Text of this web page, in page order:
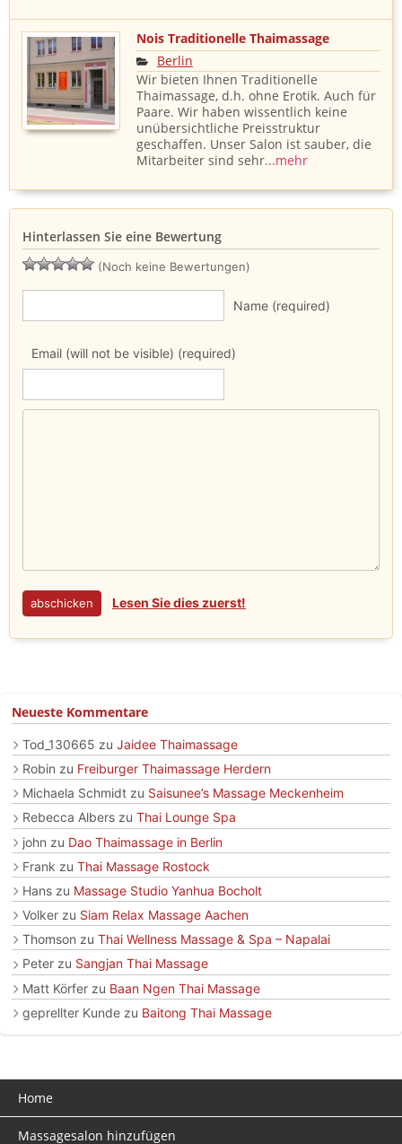
Nois Traditionelle Thaimassage
Berlin
Wir bieten Ihnen Traditionelle
Thaimassage, d.h. ohne Erotik. Auch für
Paare. Wir haben wissentlich keine
unübersichtliche Preisstruktur
geschaffen. Unser Salon ist sauber, die
Mitarbeiter sind sehr...mehr
Hinterlassen Sie eine Bewertung
(Noch keine Bewertungen)
Name (required)
Email (will not be visible) (required)
Lesen Sie dies zuerst!
Neueste Kommentare
Tod_130665 zu Jaidee Thaimassage
Robin zu Freiburger Thaimassage Herdern
Michaela Schmidt zu Saisunee’s Massage Meckenheim
Rebecca Albers zu Thai Lounge Spa
john zu Dao Thaimassage in Berlin
Frank zu Thai Massage Rostock
Hans zu Massage Studio Yanhua Bocholt
Volker zu Siam Relax Massage Aachen
Thomson zu Thai Wellness Massage & Spa – Napalai
Peter zu Sangjan Thai Massage
Matt Körfer zu Baan Ngen Thai Massage
geprellter Kunde zu Baitong Thai Massage
Home
Massagesalon hinzufügen